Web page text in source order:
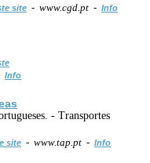
site - www.cgd.pt - Info
Info
- Transportes
site - www.tap.pt - Info